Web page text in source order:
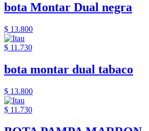
bota Montar Dual negra
$ 13.800
$ 11.730
bota montar dual tabaco
$ 13.800
$ 11.730